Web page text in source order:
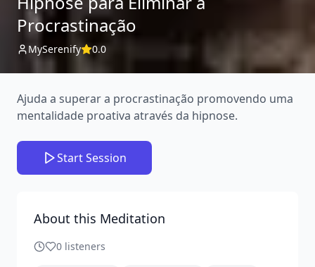
Procrastinação
MySerenify 0.0
Ajuda a superar a procrastinação promovendo uma
mentalidade proativa através da hipnose.
Start Session
About this Meditation
0 listeners